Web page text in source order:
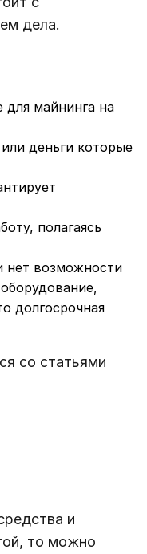
дела.
для майнинга на
деньги которые
полагаясь
нет возможности
долгосрочная
со статьями
и
то можно